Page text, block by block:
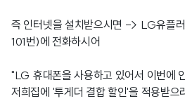
즉 인터넷을 설치받으시면 -> LG유플
101번)에 전화하시어
"LG 휴대폰을 사용하고 있어서 이번에
저희집에 '투게더 결합 할인'을 적용받으